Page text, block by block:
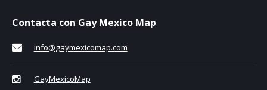
Contacta con Gay Mexico Map
info@gaymexicomap.com
GayMexicoMap